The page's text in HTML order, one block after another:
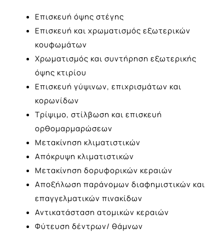
Επισκευή όψης στέγης
Επισκευή και χρωματισμός εξωτερικών
κουφωμάτων
Χρωματισμός και συντήρηση εξωτερικής
όψης κτιρίου
Επισκευή γύψινων, επιχρισμάτων και
κορωνίδων
Τρίψιμο, στίλβωση και επισκευή
ορθομαρμαρώσεων
Μετακίνηση κλιματιστικών
Απόκρυψη κλιματιστικών
Μετακίνηση δορυφορικών κεραιών
Αποξήλωση παράνομων διαφημιστικών και
επαγγελματικών πινακίδων
Αντικατάσταση ατομικών κεραιών
Φύτευση δέντρων/ θάμνων